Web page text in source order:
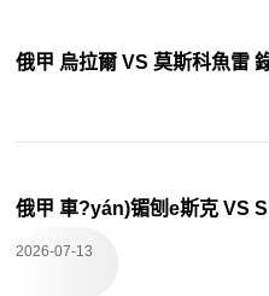
俄甲 烏拉爾 VS 莫斯科魚雷
俄甲 車?yán)镅刨e斯克 VS
2026-07-13